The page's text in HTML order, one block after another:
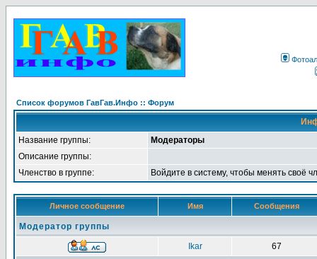
Список форумов ГавГав.Инфо :: Форум
Название группы:
Модераторы
Описание группы:
Членство в группе:
Войдите в систему, чтобы менять своё
Личное сообщение Имя Сообщения
Модератор группы
Ikar
67